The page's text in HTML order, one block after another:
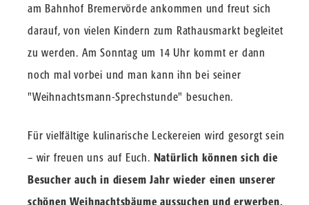
am Bahnhof Bremervörde ankommen und freut sich
darauf, von vielen Kindern zum Rathausmarkt begleitet
zu werden. Am Sonntag um 14 Uhr kommt er dann
noch mal vorbei und man kann ihn bei seiner
"Weihnachtsmann-Sprechstunde" besuchen.
Für vielfältige kulinarische Leckereien wird gesorgt sein
– wir freuen uns auf Euch. Natürlich können sich die
Besucher auch in diesem Jahr wieder einen unserer
schönen Weihnachtsbäume aussuchen und erwerben.